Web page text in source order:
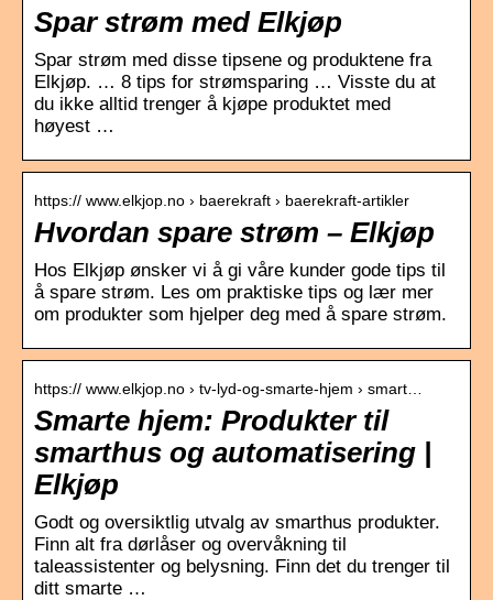
Spar strøm med Elkjøp
Spar strøm med disse tipsene og produktene fra
Elkjøp. … 8 tips for strømsparing … Visste du at
du ikke alltid trenger å kjøpe produktet med
høyest …
https:// www.elkjop.no › baerekraft › baerekraft-artikler
Hvordan spare strøm – Elkjøp
Hos Elkjøp ønsker vi å gi våre kunder gode tips til
å spare strøm. Les om praktiske tips og lær mer
om produkter som hjelper deg med å spare strøm.
https:// www.elkjop.no › tv-lyd-og-smarte-hjem › smart…
Smarte hjem: Produkter til
smarthus og automatisering |
Elkjøp
Godt og oversiktlig utvalg av smarthus produkter.
Finn alt fra dørlåser og overvåkning til
taleassistenter og belysning. Finn det du trenger til
ditt smarte …